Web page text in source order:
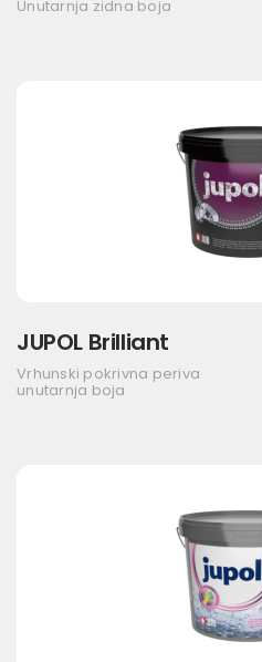
Unutarnja zidna boja
JUPOL Brilliant
Vrhunski pokrivna periva
unutarnja boja